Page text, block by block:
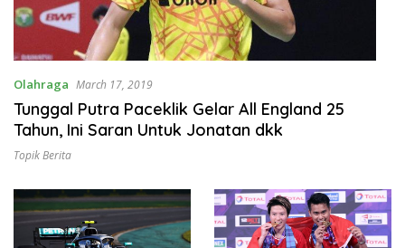
Olahraga March 17, 2019
Tunggal Putra Paceklik Gelar All England 25
Tahun, Ini Saran Untuk Jonatan dkk
Topik Berita